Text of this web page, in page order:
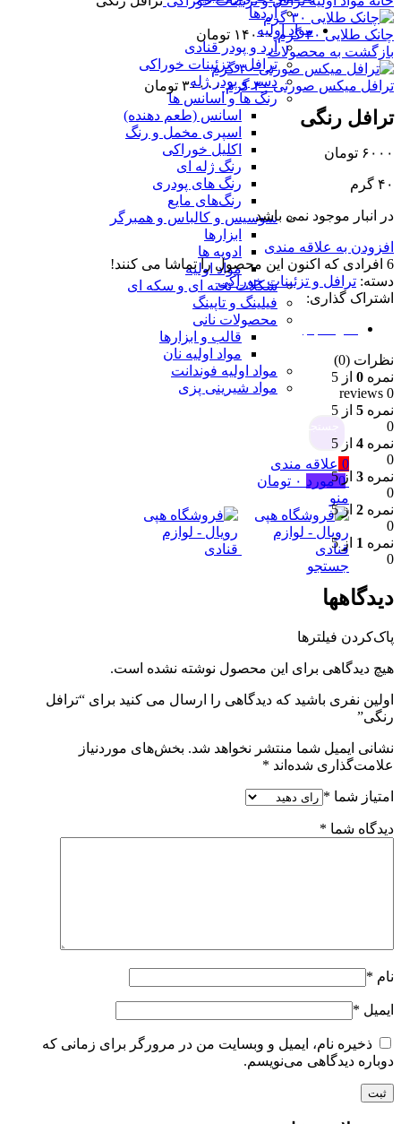
آردها
مواد اولیه
آرد و پودر قنادی
ترافل و تزئینات خوراکی
دسر و پودر ژله
رنگ ها و اسانس ها
اسانس (طعم دهنده)
اسپری مخمل و رنگ
اکلیل خوراکی
رنگ ژله ای
رنگ های پودری
رنگ‌های مایع
سوسیس و کالباس و همبرگر
ابزارها
ادویه ها
مواد اولیه
شکلات تخته ای و سکه ای
فیلینگ و تاپینگ
محصولات نانی
قالب و ابزارها
مواد اولیه نان
مواد اولیه فوندانت
مواد شیرینی پزی
0 علاقه مندی
0 مورد ۰ تومان
منو
جستجو
چانک طلایی ۳۰ گرم ۱۴۰۰۰ تومان
بازگشت به محصولات
ترافل میکس صورتی ۳۰ گرم ۳۰۰۰۰ تومان
ترافل رنگی
۶۰۰۰ تومان
۴۰ گرم
در انبار موجود نمی باشد
افزودن به علاقه مندی
6 افرادی که اکنون این محصول را تماشا می کنند!
دسته: ترافل و تزئینات خوراکی
اشتراک گذاری:
نظرات (0)
نمره 0 از 5
0 reviews
نمره 5 از 5
0
نمره 4 از 5
0
نمره 3 از 5
0
نمره 2 از 5
0
نمره 1 از 5
0
دیدگاهها
پاک‌کردن فیلترها
هیچ دیدگاهی برای این محصول نوشته نشده است.
اولین نفری باشید که دیدگاهی را ارسال می کنید برای “ترافل
رنگی”
نشانی ایمیل شما منتشر نخواهد شد. بخش‌های موردنیاز
علامت‌گذاری شده‌اند *
امتیاز شما *
دیدگاه شما *
نام *
ایمیل *
ذخیره نام، ایمیل و وبسایت من در مرورگر برای زمانی که
دوباره دیدگاهی می‌نویسم.